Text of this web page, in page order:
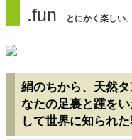
.fun とにかく楽しい
絹のちから、天然
なたの足裏と踵を
して世界に知られ